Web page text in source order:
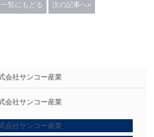
一覧にもどる 次の記事へ»